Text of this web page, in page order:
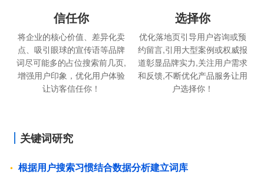
信任你
将企业的核心价值、差异化卖
点、吸引眼球的宣传语等品牌
词尽可能多的占位搜索前几页,
增强用户印象，优化用户体验
让访客信任你！
选择你
优化落地页引导用户咨询或预
约留言,引用大型案例或权威报
道彰显品牌实力,关注用户需求
和反馈,不断优化产品服务让用
户选择你！
关键词研究
根据用户搜索习惯结合数据分析建立词库